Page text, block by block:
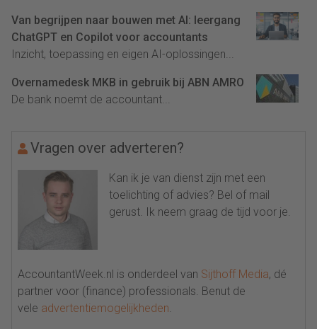
Van begrijpen naar bouwen met AI: leergang
ChatGPT en Copilot voor accountants
Inzicht, toepassing en eigen AI-oplossingen...
Overnamedesk MKB in gebruik bij ABN AMRO
De bank noemt de accountant...
Vragen over adverteren?
Kan ik je van dienst zijn met een
toelichting of advies? Bel of mail
gerust. Ik neem graag de tijd voor je.
AccountantWeek.nl is onderdeel van Sijthoff Media, dé
partner voor (finance) professionals. Benut de
vele advertentiemogelijkheden.